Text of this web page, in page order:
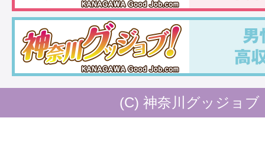
メールフィルター等をご利用の方は
、ドメイン「kanagawa-
らのメールが受信できるように設定
(C) 神奈川グッジョブ